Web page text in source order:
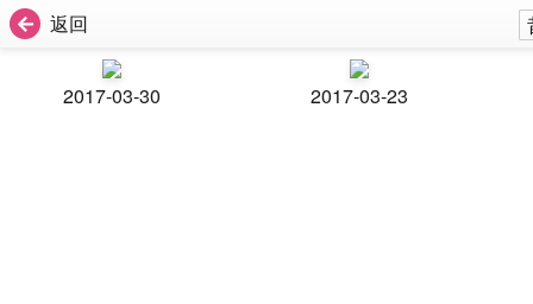
返回
2017-03-30 2017-03-23